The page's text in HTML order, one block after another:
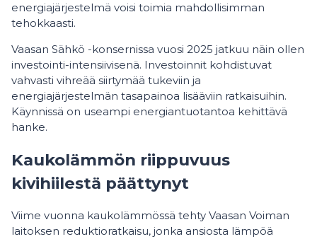
energiajärjestelmä voisi toimia mahdollisimman
tehokkaasti.
Vaasan Sähkö -konsernissa vuosi 2025 jatkuu näin ollen
investointi-intensiivisenä. Investoinnit kohdistuvat
vahvasti vihreää siirtymää tukeviin ja
energiajärjestelmän tasapainoa lisääviin ratkaisuihin.
Käynnissä on useampi energiantuotantoa kehittävä
hanke.
Kaukolämmön riippuvuus
kivihiilestä päättynyt
Viime vuonna kaukolämmössä tehty Vaasan Voiman
laitoksen reduktioratkaisu, jonka ansiosta lämpöä